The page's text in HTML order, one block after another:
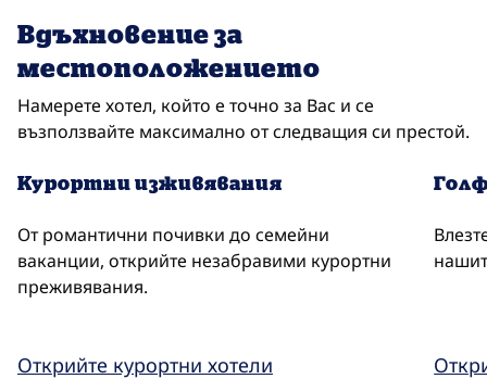
Вдъхновение за
местоположението
Намерете хотел, който е точно за Вас и се
възползвайте максимално от следващия си престой.
Курортни изживявания
От романтични почивки до семейни
ваканции, открийте незабравими курортни
преживявания.
Открийте курортни хотели